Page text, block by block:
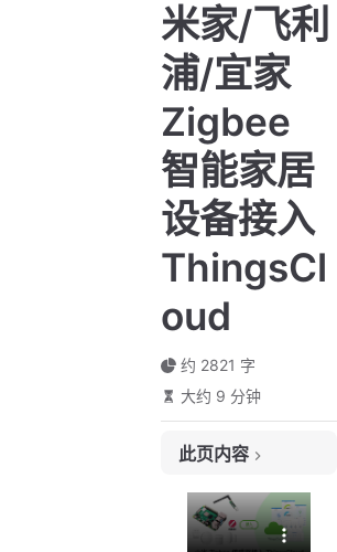
米家/飞利
浦/宜家
Zigbee
智能家居
设备接入
ThingsCl
oud
约 2821 字
大约 9 分钟
此页内容
版本适配说明